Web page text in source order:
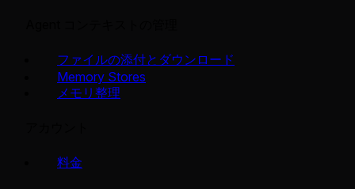
ファイルの添付とダウンロード
Memory Stores
メモリ整理
料金